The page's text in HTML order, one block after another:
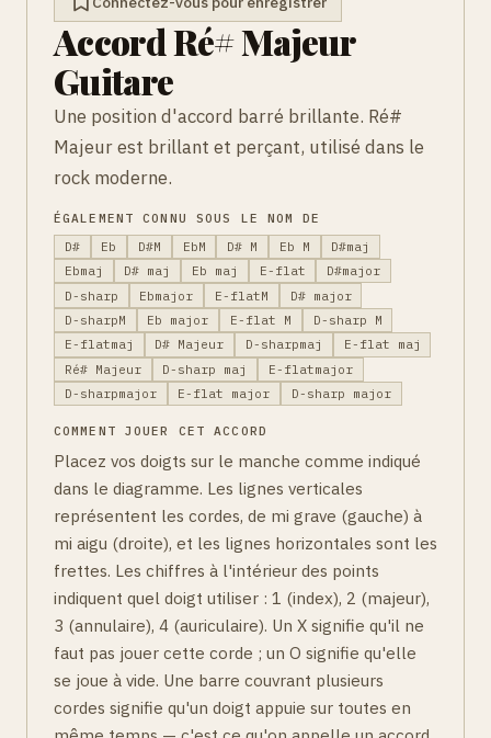
Accord Ré# Majeur
Guitare
Une position d'accord barré brillante. Ré#
Majeur est brillant et perçant, utilisé dans le
rock moderne.
ÉGALEMENT CONNU SOUS LE NOM DE
D#
Eb D#M EbM D# M Eb M
D#maj
Ebmaj
D# maj Eb maj E-flat
D#major
D-sharp
Ebmajor E-flatM
D# major
D-sharpM
Eb major E-flat M
D-sharp M
E-flatmaj
D# Majeur D-sharpmaj
E-flat maj
Ré# Majeur
D-sharp maj
E-flatmajor
D-sharpmajor
E-flat major D-sharp major
COMMENT JOUER CET ACCORD
Placez vos doigts sur le manche comme indiqué
dans le diagramme. Les lignes verticales
représentent les cordes, de mi grave (gauche) à
mi aigu (droite), et les lignes horizontales sont les
frettes. Les chiffres à l'intérieur des points
indiquent quel doigt utiliser : 1 (index), 2 (majeur),
3 (annulaire), 4 (auriculaire). Un X signifie qu'il ne
faut pas jouer cette corde ; un O signifie qu'elle
se joue à vide. Une barre couvrant plusieurs
cordes signifie qu'un doigt appuie sur toutes en